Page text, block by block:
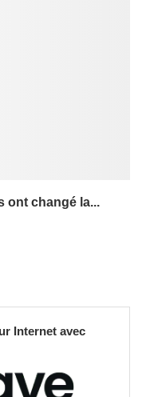
ont changé la...
Internet avec